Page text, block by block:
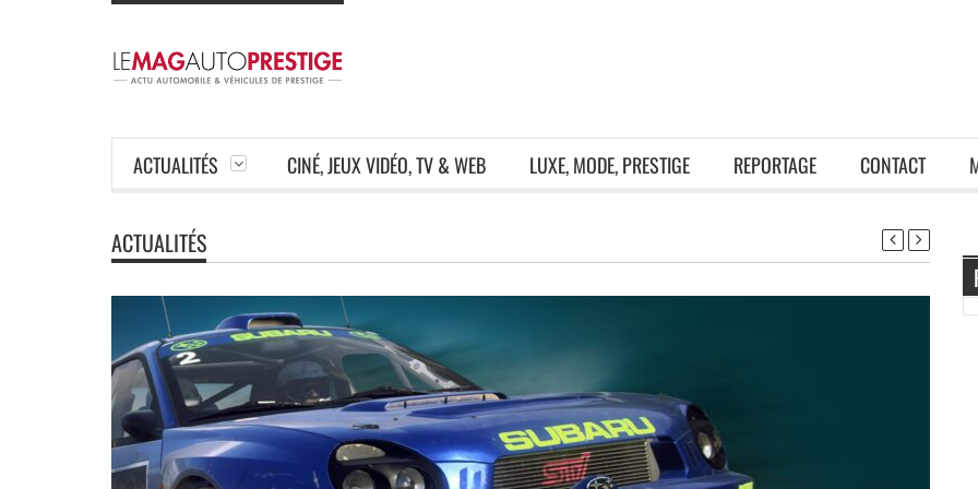
ACTUALITÉS CINÉ, JEUX VIDÉO, TV & WEB LUXE, MODE, PRESTIGE REPORTAGE CONTACT
ACTUALITÉS